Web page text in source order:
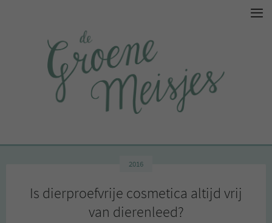
2016
Is dierproefvrije cosmetica altijd vrij
van dierenleed?